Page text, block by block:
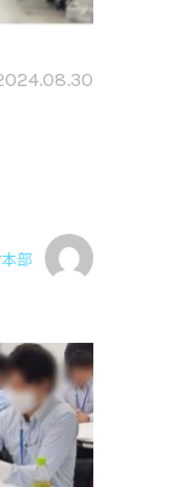
本部